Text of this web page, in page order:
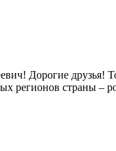
Дорогие друзья!
регионов страны –